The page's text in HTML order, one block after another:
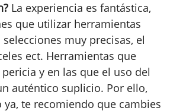
La experiencia es fantástica,
que utilizar herramientas
muy precisas, el
ect. Herramientas que
y en las que el uso del
auténtico suplicio. Por ello,
ya, te recomiendo que cambies